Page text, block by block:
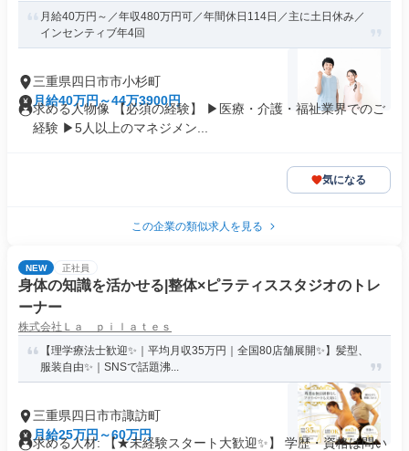
月給40万円～／年収480万円可／年間休日114日／主に土日休み／
インセンティブ年4回
三重県四日市市小杉町
月給40万円～44万3900円
求める人物像 【必須の経験】 ▶医療・介護・福祉業界でのご
経験 ▶5人以上のマネジメン...
気になる
この企業の類似求人を見る
NEW 正社員
身体の知識を活かせる|整体×ピラティススタジオのトレ
ーナー
株式会社Ｌａ ｐｉｌａｔｅｓ
【理学療法士歓迎✨｜平均月収35万円｜全国80店舗展開✨】髪型、
服装自由✨｜SNSで話題沸...
三重県四日市市諏訪町
月給25万円～60万円
求める人材: 【★未経験スタート大歓迎✨】 学歴・資格は問い